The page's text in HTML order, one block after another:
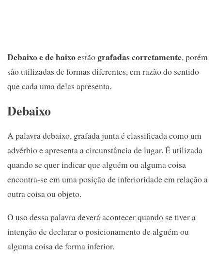
Debaixo e de baixoestãografadas corretamente, porém
são utilizadas de formas diferentes, em razão do sentido
que cada uma delas apresenta.
Debaixo
A palavra debaixo, grafada junta é classificada como um
advérbio e apresenta a circunstância de lugar. É utilizada
quando se quer indicar que alguém ou alguma coisa
encontra-se em uma posição de inferioridade em relação a
outra coisa ou objeto.
O uso dessa palavra deverá acontecer quando se tiver a
intenção de declarar o posicionamento de alguém ou
alguma coisa de forma inferior.